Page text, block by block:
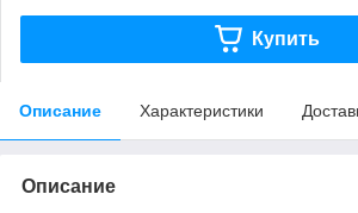
Купить
Описание Характеристики
Описание